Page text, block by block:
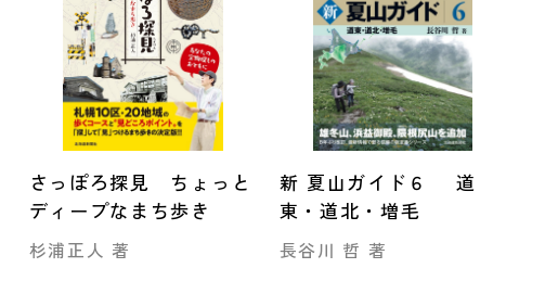
さっぽろ探見 ちょっと
ディープなまち歩き
杉浦正人 著
新 夏山ガイド６ 道
東・道北・増毛
長谷川 哲 著